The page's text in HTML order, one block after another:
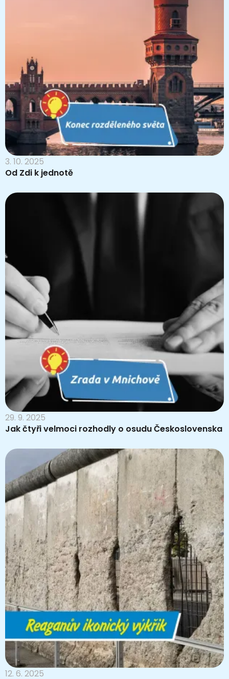
3. 10. 2025
Od Zdi k jednotě
29. 9. 2025
Jak čtyři velmoci rozhodly o osudu Československa
12. 6. 2025